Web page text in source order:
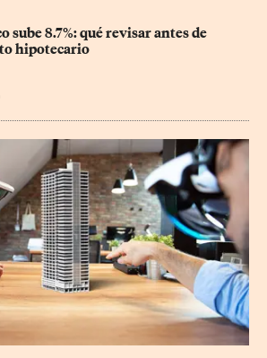
sube 8.7%: qué revisar antes de
hipotecario